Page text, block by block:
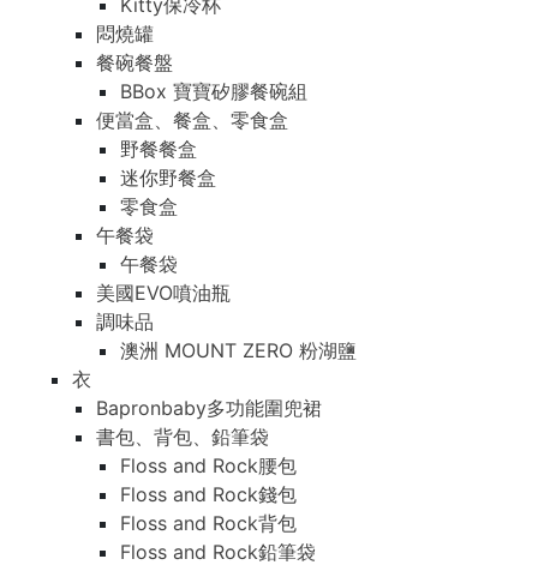
Kitty保冷杯
悶燒罐
餐碗餐盤
BBox 寶寶矽膠餐碗組
便當盒、餐盒、零食盒
野餐餐盒
迷你野餐盒
零食盒
午餐袋
午餐袋
美國EVO噴油瓶
調味品
澳洲 MOUNT ZERO 粉湖鹽
衣
Bapronbaby多功能圍兜裙
書包、背包、鉛筆袋
Floss and Rock腰包
Floss and Rock錢包
Floss and Rock背包
Floss and Rock鉛筆袋